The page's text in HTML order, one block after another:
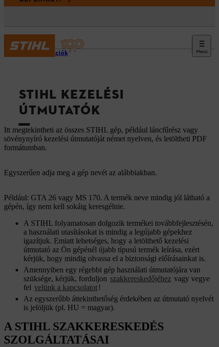
Menü
Információk
STIHL KEZELÉSI
ÚTMUTATÓK
Itt megtekintheti az összes STIHL gép, például láncfűrész vagy
sövénynyíró kezelési útmutatóját német nyelven, és letöltheti PDF
formátumban.
Egyszerűen adja meg a gép nevét az alábbiakban.
Például: GTA 26 vagy MS 170. A termék neve mindig jól látható a
gépén, így nem kell sokáig keresgélnie.
A STIHL folyamatosan dolgozik termékei továbbfejlesztésén,
a használati utasításokat is mindig a legújabb gépekhez
igazítjuk. Emiatt lehetséges, hogy a letölthető kezelési
útmutató az Ön gépénél újabb típusú termék leírása, ezért
kérjük, hogy mindig olvassa el a biztonsági előírásainkat is.
Amennyiben egy régebbi gép használati útmutatójára van
szüksége, kérjük, forduljon szakkereskedőjéhez vagy vegye
fel velünk a kapcsolatot !
Az egyszerűbb áttekinthetőség érdekében az útmutató nyelvét
is jelöljük (pl. HU = magyar).
A STIHL SZAKKERESKEDÉS
SZOLGÁLTATÁSAI